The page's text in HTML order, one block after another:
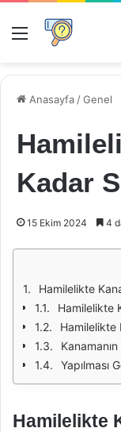
Menü
Anasayfa /Genel
Kadar
15 Ekim 2024 4
Hamilelikte
Hamilelikte
Hamilelikte
Yapılması
Hamilelikte